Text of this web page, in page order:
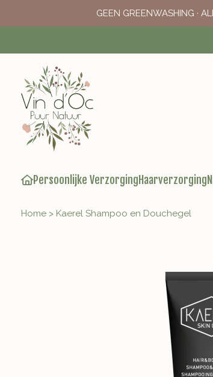
GEEN GREENWASHING ·
Persoonlijke VerzorgingHaarverzorging
Home > Kaerel Shampoo en Douchegel